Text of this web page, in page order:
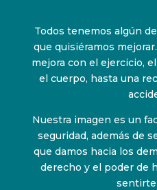
Todos tenemos algún
que quisiéramos
mejora con el ejercicio,
el cuerpo, hasta una
Nuestra imagen es un
seguridad, además de
que damos hacia los
derecho y el poder de
sentirte